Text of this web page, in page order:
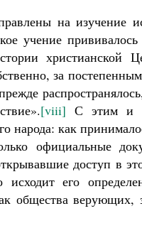
на изучение
учение
христианской
за
[viii] С этим и
народа: как
официальные
доступ в
его
общества верующих,